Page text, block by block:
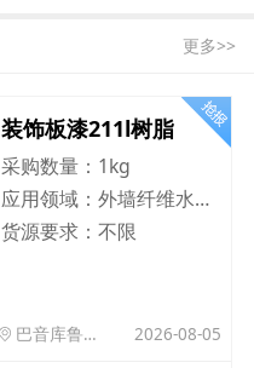
更多>>
装饰板漆211l树脂
采购数量： 1kg
应用领域：
外墙纤维水泥板
货源要求：不限
巴音库鲁提镇,托帕口岸六号库房 2026-08-05